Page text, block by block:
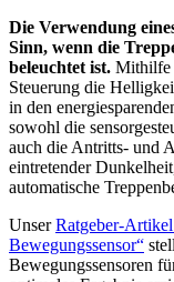
Die Verwendung
Sinn, wenn die
beleuchtet ist. Mithilfe
Steuerung die
in den
sowohl die
auch die Antritts- und
eintretender
automatische
UnserRatgeber-Artikel
Bewegungssensor“
Bewegungssensoren